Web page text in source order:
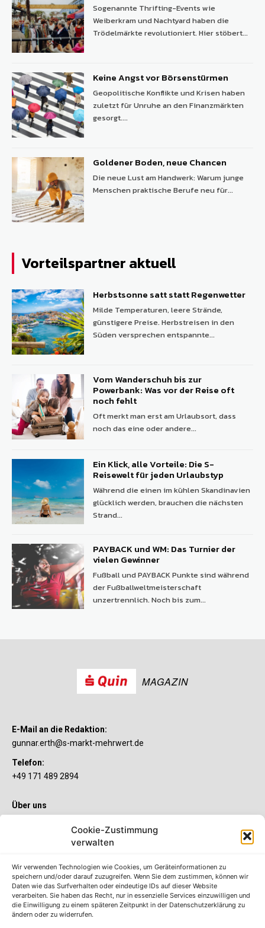
Cookie-Zustimmung
verwalten
Wir verwenden Technologien wie Cookies, um Geräteinformationen zu
speichern und/oder darauf zuzugreifen. Wenn Sie dem zustimmen, können wir
Daten wie das Surfverhalten oder eindeutige IDs auf dieser Website
verarbeiten. Sie haben das Recht, nur in essenzielle Services einzuwilligen und
die Einwilligung zu einem späteren Zeitpunkt in der Datenschutzerklärung zu
ändern oder zu widerrufen.
Sogenannte Thrifting-Events wie
Weiberkram und Nachtyard haben die
Trödelmärkte revolutioniert. Hier stöbert...
Keine Angst vor Börsenstürmen
Geopolitische Konflikte und Krisen haben
zuletzt für Unruhe an den Finanzmärkten
gesorgt....
Goldener Boden, neue Chancen
Die neue Lust am Handwerk: Warum junge
Menschen praktische Berufe neu für...
Vorteilspartner aktuell
Herbstsonne satt statt Regenwetter
Milde Temperaturen, leere Strände,
günstigere Preise. Herbstreisen in den
Süden versprechen entspannte...
Vom Wanderschuh bis zur
Powerbank: Was vor der Reise oft
noch fehlt
Oft merkt man erst am Urlaubsort, dass
noch das eine oder andere...
Ein Klick, alle Vorteile: Die S-
Reisewelt für jeden Urlaubstyp
Während die einen im kühlen Skandinavien
glücklich werden, brauchen die nächsten
Strand...
PAYBACK und WM: Das Turnier der
vielen Gewinner
Fußball und PAYBACK Punkte sind während
der Fußballweltmeisterschaft
unzertrennlich. Noch bis zum...
MAGAZIN
E-Mail an die Redaktion:
gunnar.erth@s-markt-mehrwert.de
Telefon:
+49 171 489 2894
Über uns
Sie wollen mehr als ein gewöhnliches Girokonto? Dann ist unser
S-Quin Konto genau das Richtige für Sie. Die beiden
etliche Inklusivleistungen. Im S-Quin Magazin erfahren Sie
immer, was es Neues gibt.
Die S-Quin Kontomodelle